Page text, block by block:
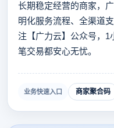
长期稳定经营的商家，
明化服务流程、全渠道
注【广力云】公众号，1
笔交易都安心无忧。
业务快速入口 商家聚合码